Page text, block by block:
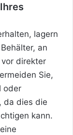
lagern
an
direkter
Sie,
oder
da dies die
kann.